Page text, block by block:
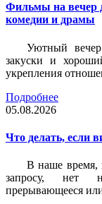
Фильмы на вечер
комедии и драмы
Уютный
закуски и
укрепления
Подробнее
05.08.2026
Что делать, если
В наше время,
запросу, нет
прерывающееся